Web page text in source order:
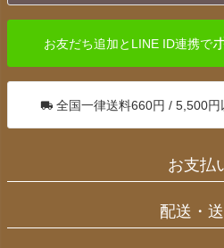
お友だち追加とLINE ID連携で
全国一律送料660円 / 5,500円
お支払
配送・